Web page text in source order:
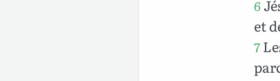
6
et
7